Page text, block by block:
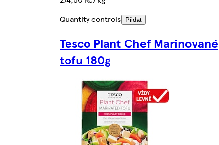
Quantity controls
Přidat
Tesco Plant Chef Marinované
tofu 180g